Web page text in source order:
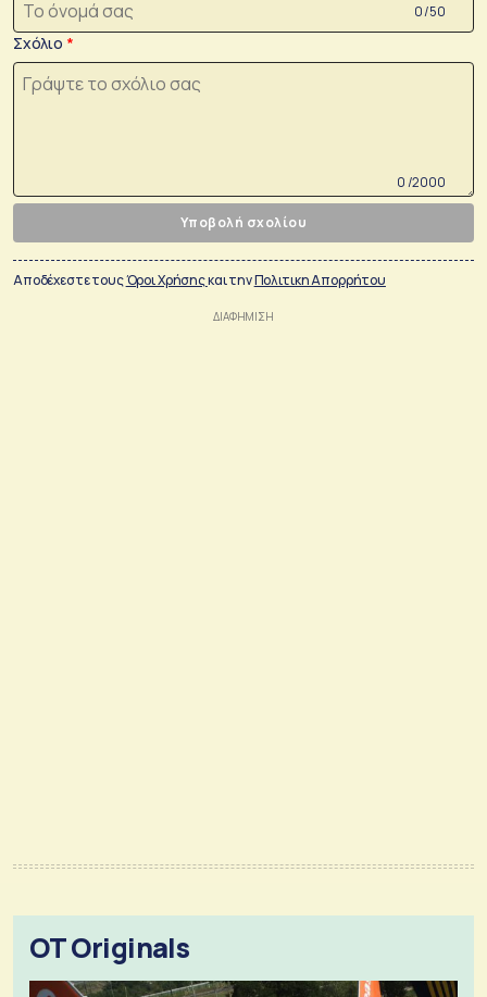
0 /50
Σχόλιο
0 /2000
Υποβολή σχολίου
Αποδέχεστε τουςΌροι Χρήσηςκαι τηνΠολιτικη Απορρήτου
OT Originals